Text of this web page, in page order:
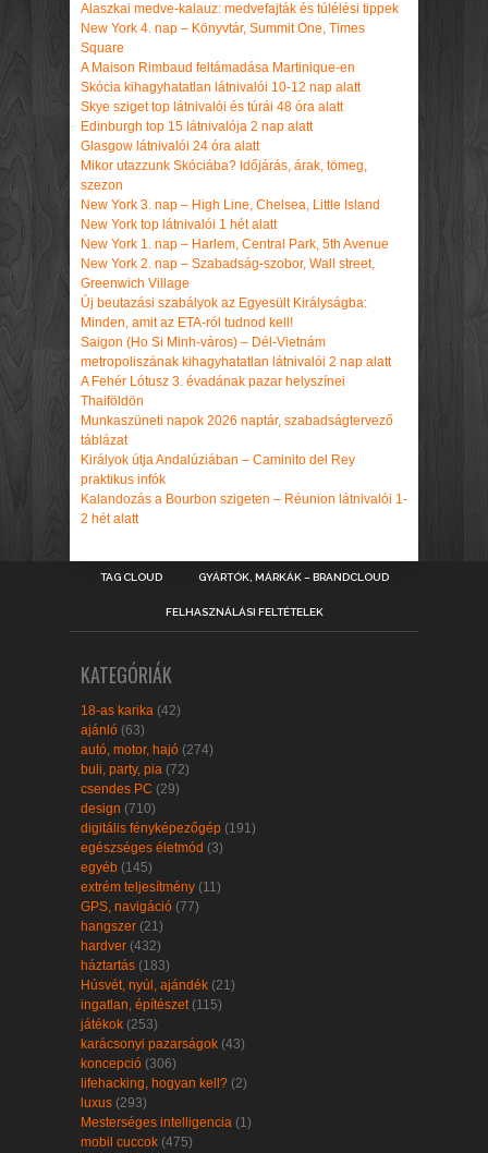
Alaszkai medve-kalauz: medvefajták és túlélési tippek
New York 4. nap – Könyvtár, Summit One, Times
Square
A Maison Rimbaud feltámadása Martinique-en
Skócia kihagyhatatlan látnivalói 10-12 nap alatt
Skye sziget top látnivalói és túrái 48 óra alatt
Edinburgh top 15 látnivalója 2 nap alatt
Glasgow látnivalói 24 óra alatt
Mikor utazzunk Skóciába? Időjárás, árak, tömeg,
szezon
New York 3. nap – High Line, Chelsea, Little Island
New York top látnivalói 1 hét alatt
New York 1. nap – Harlem, Central Park, 5th Avenue
New York 2. nap – Szabadság-szobor, Wall street,
Greenwich Village
Új beutazási szabályok az Egyesült Királyságba:
Minden, amit az ETA-ról tudnod kell!
Saigon (Ho Si Minh-város) – Dél-Vietnám
metropoliszának kihagyhatatlan látnivalói 2 nap alatt
A Fehér Lótusz 3. évadának pazar helyszínei
Thaiföldön
Munkaszüneti napok 2026 naptár, szabadságtervező
táblázat
Királyok útja Andalúziában – Caminito del Rey
praktikus infók
Kalandozás a Bourbon szigeten – Réunion látnivalói 1-
2 hét alatt
TAG CLOUD GYÁRTÓK, MÁRKÁK – BRANDCLOUD
FELHASZNÁLÁSI FELTÉTELEK
KATEGÓRIÁK
18-as karika (42)
ajánló (63)
autó, motor, hajó (274)
buli, party, pia (72)
csendes PC (29)
design (710)
digitális fényképezőgép (191)
egészséges életmód (3)
egyéb (145)
extrém teljesítmény (11)
GPS, navigáció (77)
hangszer (21)
hardver (432)
háztartás (183)
Húsvét, nyúl, ajándék (21)
ingatlan, építészet(115)
játékok (253)
karácsonyi pazarságok (43)
koncepció (306)
lifehacking, hogyan kell? (2)
luxus (293)
Mesterséges intelligencia (1)
mobil cuccok (475)